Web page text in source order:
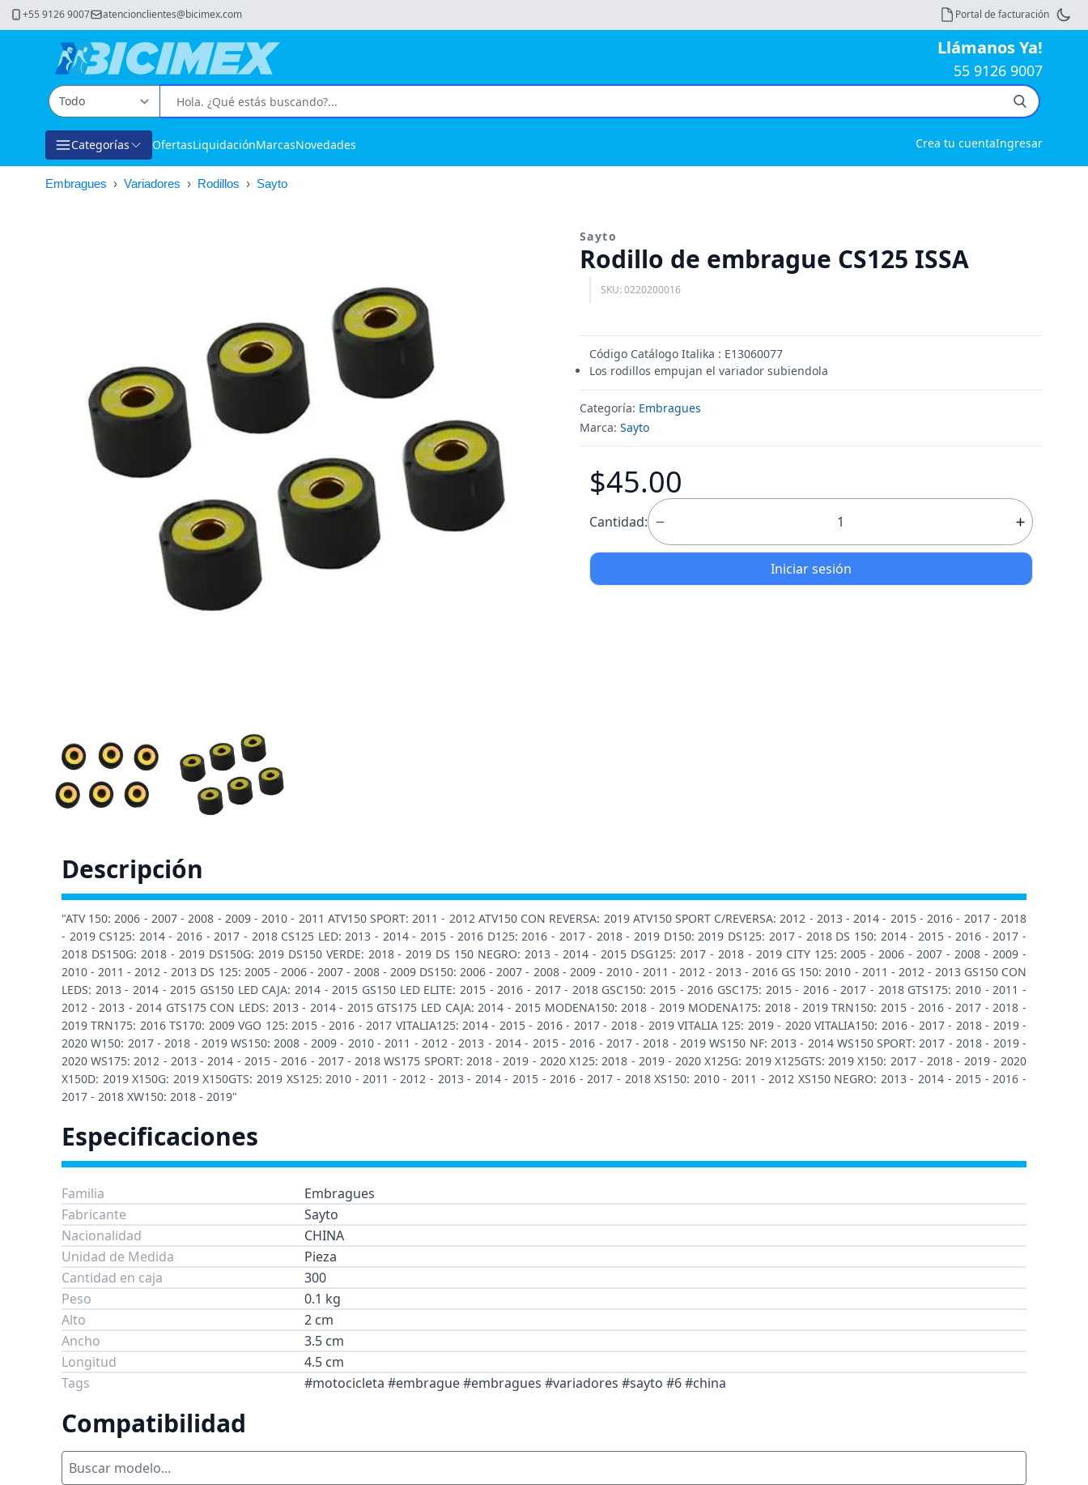
+55 9126 9007 atencionclientes@bicimex.com Portal de facturación
Llámanos Ya!
55 9126 9007
Categorías OfertasLiquidaciónMarcasNovedades Crea tu cuentaIngresar
Embragues › Variadores › Rodillos › Sayto
Sayto
Rodillo de embrague CS125 ISSA
SKU: 0220200016
Código Catálogo Italika : E13060077
Los rodillos empujan el variador subiendola
Categoría: Embragues
Marca: Sayto
$45.00
Cantidad:
Iniciar sesión
Descripción
"ATV 150: 2006 - 2007 - 2008 - 2009 - 2010 - 2011 ATV150 SPORT: 2011 - 2012 ATV150 CON REVERSA: 2019 ATV150 SPORT C/REVERSA: 2012 - 2013 - 2014 - 2015 - 2016 - 2017 - 2018
- 2019 CS125: 2014 - 2016 - 2017 - 2018 CS125 LED: 2013 - 2014 - 2015 - 2016 D125: 2016 - 2017 - 2018 - 2019 D150: 2019 DS125: 2017 - 2018 DS 150: 2014 - 2015 - 2016 - 2017 -
2018 DS150G: 2018 - 2019 DS150G: 2019 DS150 VERDE: 2018 - 2019 DS 150 NEGRO: 2013 - 2014 - 2015 DSG125: 2017 - 2018 - 2019 CITY 125: 2005 - 2006 - 2007 - 2008 - 2009 -
2010 - 2011 - 2012 - 2013 DS 125: 2005 - 2006 - 2007 - 2008 - 2009 DS150: 2006 - 2007 - 2008 - 2009 - 2010 - 2011 - 2012 - 2013 - 2016 GS 150: 2010 - 2011 - 2012 - 2013 GS150 CON
LEDS: 2013 - 2014 - 2015 GS150 LED CAJA: 2014 - 2015 GS150 LED ELITE: 2015 - 2016 - 2017 - 2018 GSC150: 2015 - 2016 GSC175: 2015 - 2016 - 2017 - 2018 GTS175: 2010 - 2011 -
2012 - 2013 - 2014 GTS175 CON LEDS: 2013 - 2014 - 2015 GTS175 LED CAJA: 2014 - 2015 MODENA150: 2018 - 2019 MODENA175: 2018 - 2019 TRN150: 2015 - 2016 - 2017 - 2018 -
2019 TRN175: 2016 TS170: 2009 VGO 125: 2015 - 2016 - 2017 VITALIA125: 2014 - 2015 - 2016 - 2017 - 2018 - 2019 VITALIA 125: 2019 - 2020 VITALIA150: 2016 - 2017 - 2018 - 2019 -
2020 W150: 2017 - 2018 - 2019 WS150: 2008 - 2009 - 2010 - 2011 - 2012 - 2013 - 2014 - 2015 - 2016 - 2017 - 2018 - 2019 WS150 NF: 2013 - 2014 WS150 SPORT: 2017 - 2018 - 2019 -
2020 WS175: 2012 - 2013 - 2014 - 2015 - 2016 - 2017 - 2018 WS175 SPORT: 2018 - 2019 - 2020 X125: 2018 - 2019 - 2020 X125G: 2019 X125GTS: 2019 X150: 2017 - 2018 - 2019 - 2020
X150D: 2019 X150G: 2019 X150GTS: 2019 XS125: 2010 - 2011 - 2012 - 2013 - 2014 - 2015 - 2016 - 2017 - 2018 XS150: 2010 - 2011 - 2012 XS150 NEGRO: 2013 - 2014 - 2015 - 2016 -
2017 - 2018 XW150: 2018 - 2019"
Especificaciones
Familia
Embragues
Fabricante
Sayto
Nacionalidad
CHINA
Unidad de Medida
Pieza
Cantidad en caja
300
Peso
0.1 kg
Alto
2 cm
Ancho
3.5 cm
Longitud
4.5 cm
Tags
#motocicleta #embrague #embragues #variadores #sayto #6 #china
Compatibilidad